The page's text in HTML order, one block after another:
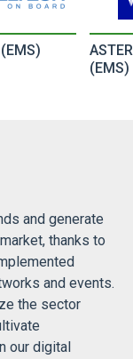
(EMS)
and generate
thanks to
and events.
the sector
our digital